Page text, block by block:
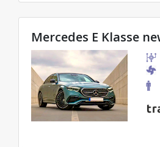
Mercedes E Klasse